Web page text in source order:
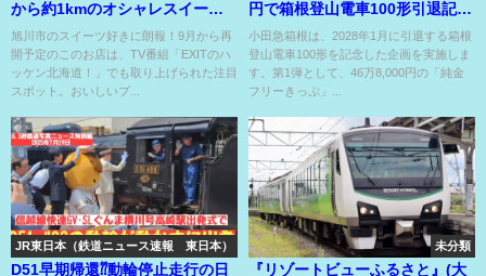
から約1kmのオシャレスイーツ
店は9月再開?!
旭川市のスイーツ好きに朗報！9月から再
開予定のこのお店は、TV番組「EXITのハ
ッケン北海道！」でも取り上げられた注目
スポット。おいしいプ...
円で箱根登山電車100形引退記念
企画で登場⁉
小田急箱根は、2028年1月に引退する箱根
登山電車100形を記念した企画を実施しま
す。第1弾として、46万8,000円の「純金
フリーきっぷ」...
JR東日本（鉄道ニュース速報 東日本）
D51早期帰還⁇動輪停止走行の日
未分類
『リゾートビューふるさと』(大